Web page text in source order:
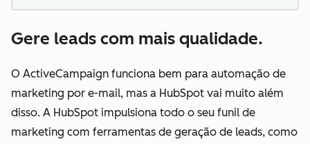
Gere leads com mais qualidade.
O ActiveCampaign funciona bem para automação de
marketing por e-mail, mas a HubSpot vai muito além
disso. A HubSpot impulsiona todo o seu funil de
marketing com ferramentas de geração de leads, como